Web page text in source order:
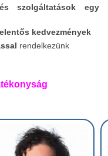
szolgáltatások egy
kedvezmények
rendelkezünk